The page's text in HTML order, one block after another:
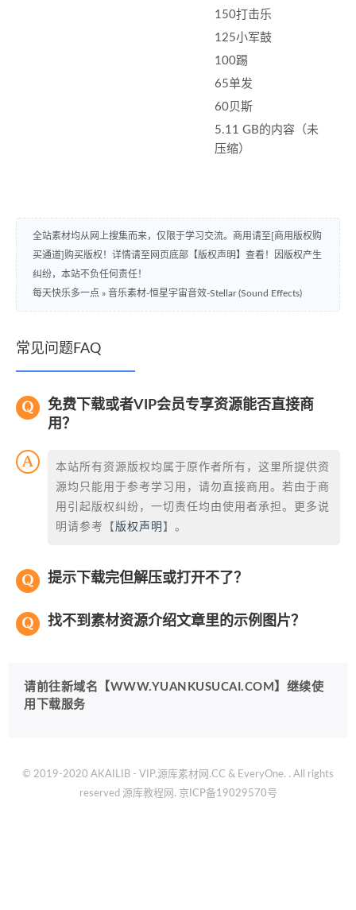
150打击乐
125小军鼓
100踢
65单发
60贝斯
5.11 GB的内容（未
压缩）
全站素材均从网上搜集而来，仅限于学习交流。商用请至[商用版权购
买通道]购买版权！详情请至网页底部【版权声明】查看！因版权产生
纠纷，本站不负任何责任！
每天快乐多一点 » 音乐素材-恒星宇宙音效-Stellar (Sound Effects)
常见问题FAQ
免费下载或者VIP会员专享资源能否直接商
用？
本站所有资源版权均属于原作者所有，这里所提供资
源均只能用于参考学习用，请勿直接商用。若由于商
用引起版权纠纷，一切责任均由使用者承担。更多说
明请参考【 版权声明 】。
提示下载完但解压或打开不了？
找不到素材资源介绍文章里的示例图片？
请前往新域名【WWW.YUANKUSUCAI.COM】继续使
用下载服务
© 2019-2020 AKAILIB - VIP.源库素材网.CC & EveryOne. . All rights
reserved 源库教程网. 京ICP备19029570号